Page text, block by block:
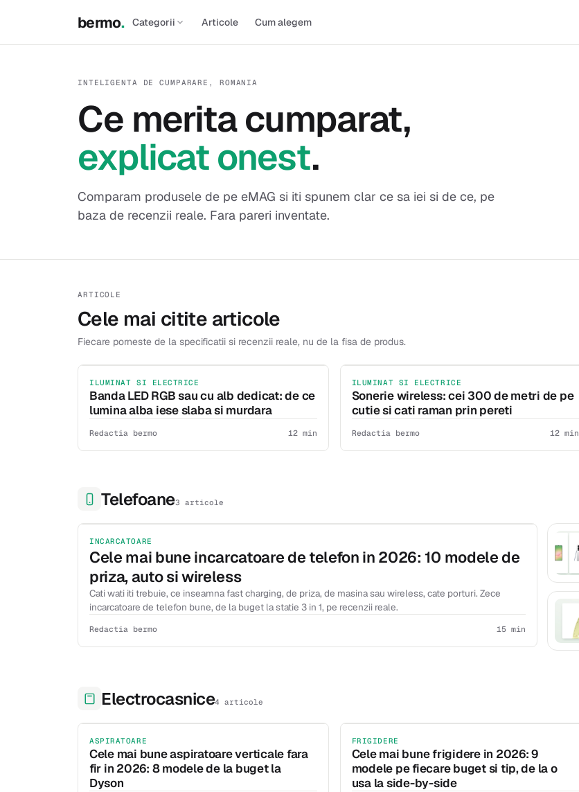
bermo. Categorii Articole Cum alegem
INTELIGENTA DE CUMPARARE, ROMANIA
Ce merita cumparat,
explicat onest.
Comparam produsele de pe eMAG si iti spunem clar ce sa iei si de ce, pe
baza de recenzii reale. Fara pareri inventate.
ARTICOLE
Cele mai citite articole
Fiecare porneste de la specificatii si recenzii reale, nu de la fisa de produs.
ILUMINAT SI ELECTRICE
Banda LED RGB sau cu alb dedicat: de ce
lumina alba iese slaba si murdara
Redactia bermo 12 min
ILUMINAT SI ELECTRICE
Sonerie wireless: cei 300 de metri de pe
cutie si cati raman prin pereti
Redactia bermo 12 min
Telefoane3 articole
INCARCATOARE
Cele mai bune incarcatoare de telefon in 2026: 10 modele de
priza, auto si wireless
Cati wati iti trebuie, ce inseamna fast charging, de priza, de masina sau wireless, cate porturi. Zece
incarcatoare de telefon bune, de la buget la statie 3 in 1, pe recenzii reale.
Redactia bermo 15 min
Electrocasnice4 articole
ASPIRATOARE
Cele mai bune aspiratoare verticale fara
fir in 2026: 8 modele de la buget la
Dyson
FRIGIDERE
Cele mai bune frigidere in 2026: 9
modele pe fiecare buget si tip, de la o
usa la side-by-side